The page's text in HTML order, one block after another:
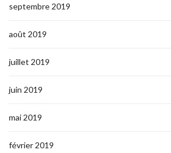
septembre 2019
août 2019
juillet 2019
juin 2019
mai 2019
février 2019